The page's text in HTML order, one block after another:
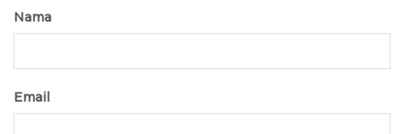
Nama
Email